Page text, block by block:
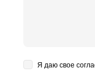
Я даю свое